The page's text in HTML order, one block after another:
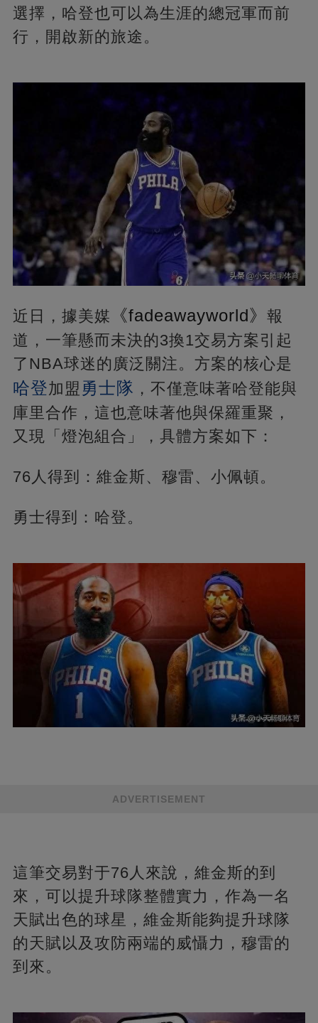
選擇，哈登也可以為生涯的總冠軍而前
行，開啟新的旅途。
近日，據美媒 《fadeawayworld》 報
道，一筆懸而未決的3換1交易方案引起
了NBA球迷的廣泛關注。方案的核心是
哈登加盟 勇士隊 ，不僅意味著哈登能與
庫里合作，這也意味著他與保羅重聚，
又現「燈泡組合」，具體方案如下：
76人得到：維金斯、穆雷、小佩頓。
勇士得到：哈登。
ADVERTISEMENT
這筆交易對于76人來說，維金斯的到
來，可以提升球隊整體實力，作為一名
天賦出色的球星，維金斯能夠提升球隊
的天賦以及攻防兩端的威懾力，穆雷的
到來。